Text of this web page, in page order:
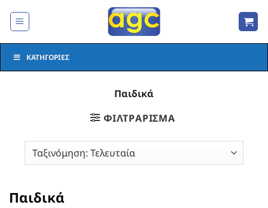
στο
ΚΑΤΗΓΟΡΊΕΣ
Παιδικά
ΦΙΛΤΡΆΡΙΣΜΑ
Παιδικά